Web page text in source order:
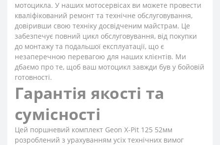
мотоцикла. У наших мотосервісах ви можете провести
кваліфікований ремонт та технічне обслуговування,
довіривши свою техніку досвідченим майстрам. Це
забезпечує повний цикл обслуговування, від покупки
до монтажу та подальшої експлуатації, що є
незаперечною перевагою для наших клієнтів. Ми
дбаємо про те, щоб ваш мотоцикл завжди був у бойовій
готовності.
Гарантія якості та
сумісності
Цей поршневий комплект Geon X-Pit 125 52мм
розроблений з урахуванням усіх технічних вимог